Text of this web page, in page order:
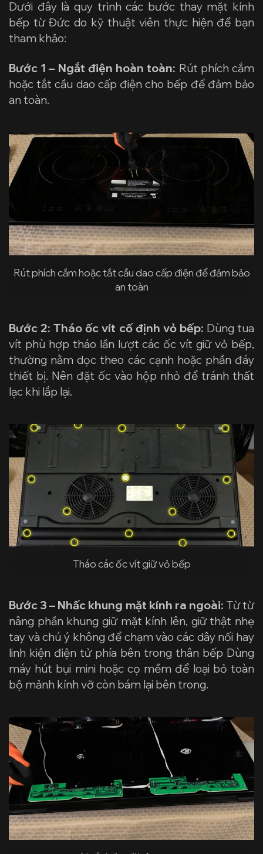
Dưới đây là quy trình các bước thay mặt kính
bếp từ Đức do kỹ thuật viên thực hiện để bạn
tham khảo:
Bước 1 – Ngắt điện hoàn toàn: Rút phích cắm
hoặc tắt cầu dao cấp điện cho bếp để đảm bảo
an toàn.
Rút phích cắm hoặc tắt cầu dao cấp điện để đảm bảo
an toàn
Bước 2: Tháo ốc vít cố định vỏ bếp: Dùng tua
vít phù hợp tháo lần lượt các ốc vít giữ vỏ bếp,
thường nằm dọc theo các cạnh hoặc phần đáy
thiết bị. Nên đặt ốc vào hộp nhỏ để tránh thất
lạc khi lắp lại.
Tháo các ốc vít giữ vỏ bếp
Bước 3 – Nhấc khung mặt kính ra ngoài: Từ từ
nâng phần khung giữ mặt kính lên, giữ thật nhẹ
tay và chú ý không để chạm vào các dây nối hay
linh kiện điện tử phía bên trong thân bếp Dùng
máy hút bụi mini hoặc cọ mềm để loại bỏ toàn
bộ mảnh kính vỡ còn bám lại bên trong.